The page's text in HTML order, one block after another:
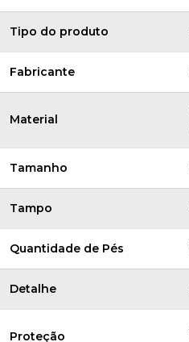
Tipo do produto
Fabricante
Material
Tamanho
Tampo
Quantidade de Pés
Detalhe
Proteção